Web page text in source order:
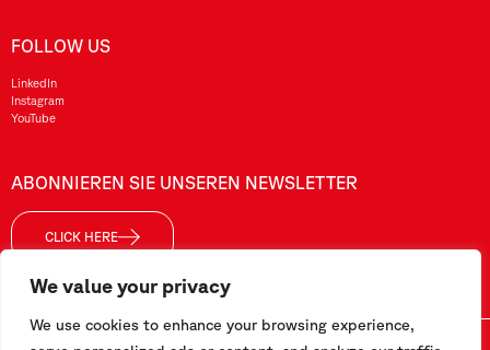
We value your privacy
We use cookies to enhance your browsing experience,
FOLLOW US
LinkedIn
Instagram
YouTube
ABONNIEREN SIE UNSEREN NEWSLETTER
CLICK HERE
Sisgeo SRL – VAT No./ CF / Reg. Imp.: 10732420152 – REA: 1413159 – Share Cap. €99.000,00